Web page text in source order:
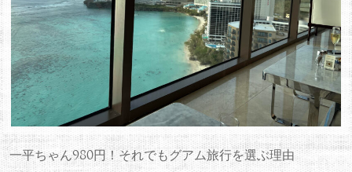
一平ちゃん980円！それでもグアム旅行を選ぶ理由